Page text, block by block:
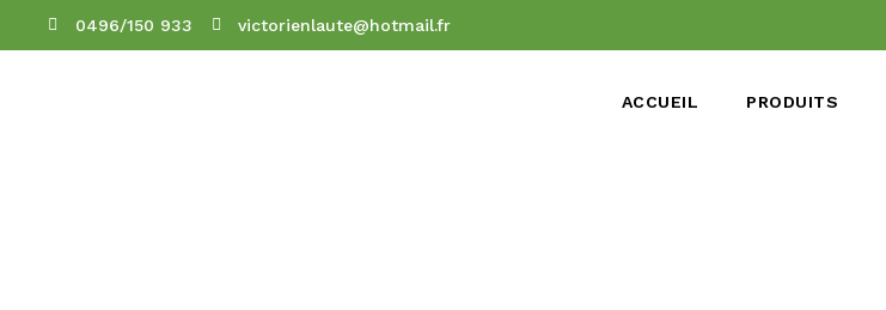
0496/150 933 victorienlaute@hotmail.fr
ACCUEIL PRODUITS